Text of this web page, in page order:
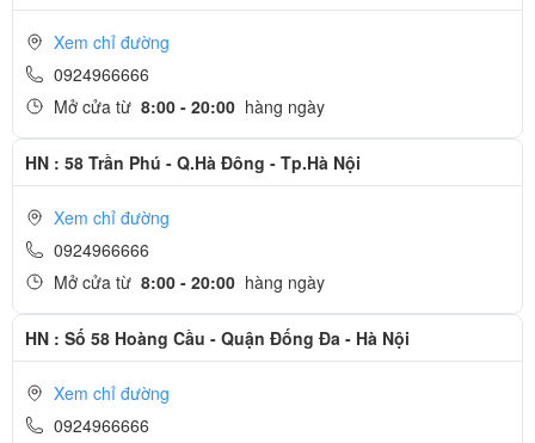
Xem chỉ đường
0924966666
Mở cửa từ 8:00 - 20:00 hàng ngày
HN : 58 Trần Phú - Q.Hà Đông - Tp.Hà Nội
Xem chỉ đường
0924966666
Mở cửa từ 8:00 - 20:00 hàng ngày
HN : Số 58 Hoàng Cầu - Quận Đống Đa - Hà Nội
Xem chỉ đường
0924966666